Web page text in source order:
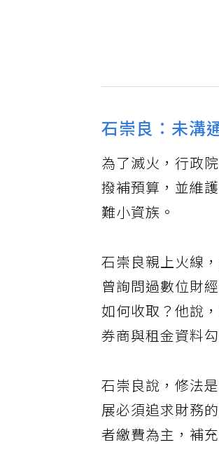
石崇良：未溝
為了滅火，行政
撥補預算，並維
難小資族。
石崇良親上火線
曾詢問過數位財
如何收取？他說
券商與租金資料勾
石崇良說，修法
展必須追求財務
者繳費為主，補